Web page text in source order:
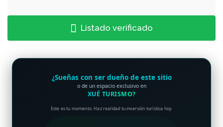
Listado verificado
¿Sueñas con ser dueño de este sitio
o de un espacio exclusivo en
XUÉ TURISMO?
Este es tu momento. Haz realidad tu inversión turística hoy.